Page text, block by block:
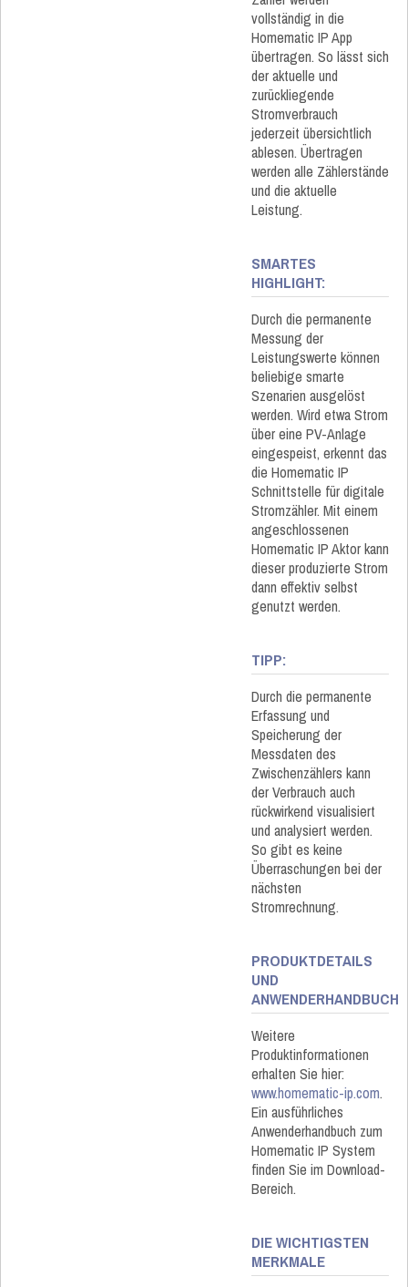
vollständig in die
Homematic IP App
übertragen. So lässt sich
der aktuelle und
zurückliegende
Stromverbrauch
jederzeit übersichtlich
ablesen. Übertragen
werden alle Zählerstände
und die aktuelle
Leistung.
SMARTES
HIGHLIGHT:
Durch die permanente
Messung der
Leistungswerte können
beliebige smarte
Szenarien ausgelöst
werden. Wird etwa Strom
über eine PV-Anlage
eingespeist, erkennt das
die Homematic IP
Schnittstelle für digitale
Stromzähler. Mit einem
angeschlossenen
Homematic IP Aktor kann
dieser produzierte Strom
dann effektiv selbst
genutzt werden.
TIPP:
Durch die permanente
Erfassung und
Speicherung der
Messdaten des
Zwischenzählers kann
der Verbrauch auch
rückwirkend visualisiert
und analysiert werden.
So gibt es keine
Überraschungen bei der
nächsten
Stromrechnung.
PRODUKTDETAILS
UND
ANWENDERHANDBUCH
Weitere
Produktinformationen
erhalten Sie hier:
www.homematic-ip.com.
Ein ausführliches
Anwenderhandbuch zum
Homematic IP System
finden Sie im Download-
Bereich.
DIE WICHTIGSTEN
MERKMALE